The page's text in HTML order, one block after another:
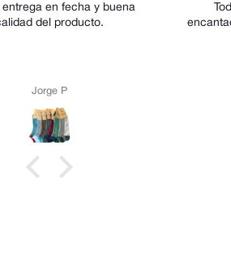
Todos los modelos me han
encantado tanto por su diseño